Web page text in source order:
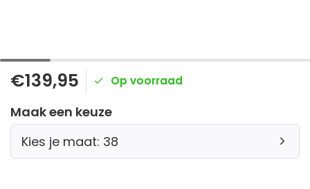
€139,95 Op voorraad
Maak een keuze
Kies je maat: 38